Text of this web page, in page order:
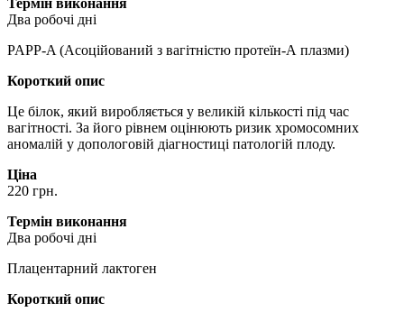
Термін виконання
Два робочі дні
PAPP-A (Асоційований з вагітністю протеїн-А плазми)
Короткий опис
Це білок, який виробляється у великій кількості під час
вагітності. За його рівнем оцінюють ризик хромосомних
аномалій у допологовій діагностиці патологій плоду.
Ціна
220 грн.
Термін виконання
Два робочі дні
Плацентарний лактоген
Короткий опис